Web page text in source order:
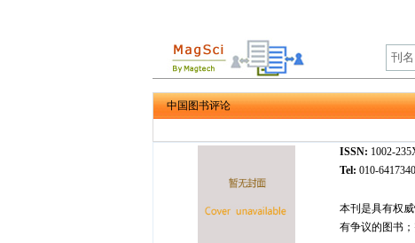
中国图书评论
ISSN: 1002-
Tel: 010-
本刊是具有权
有争议的图书